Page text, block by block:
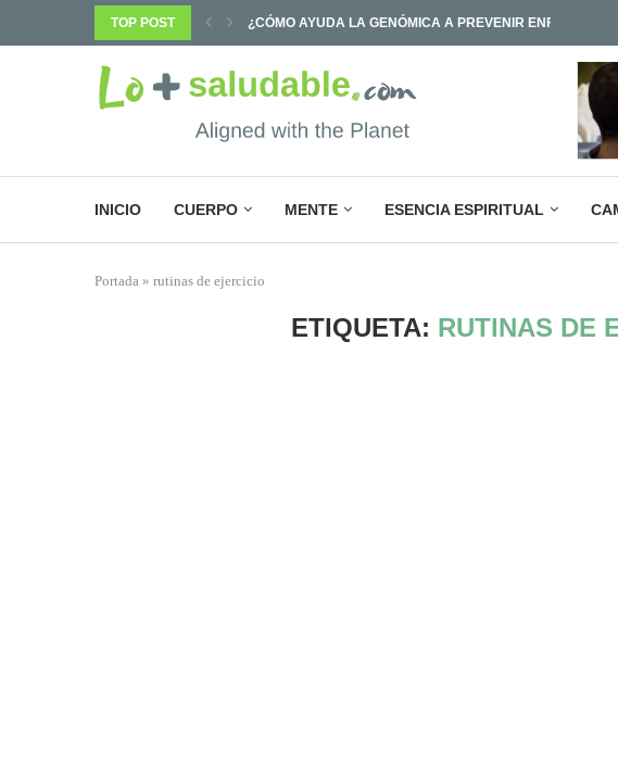
TOP POST ¿POR QUÉ SABEMOS TANTO Y CAMBIAMOS TAN POCO?
INICIO CUERPO MENTE ESENCIA ESPIRITUAL
Portada » rutinas de ejercicio
ETIQUETA: RUTINAS DE